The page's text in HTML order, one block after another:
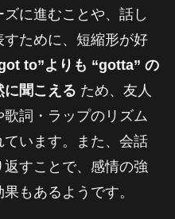
に進むことや、話し
ために、短縮形が好
to”よりも “gotta” の
に聞こえる ため、友人
詞・ラップのリズム
います。また、会話
すことで、感情の強
もあるようです。